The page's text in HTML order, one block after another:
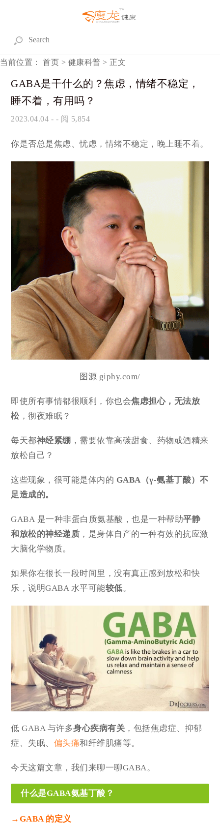
当前位置： 首页 > 健康科普 > 正文
GABA是干什么的？焦虑，情绪不稳定，
睡不着，有用吗？
2023.04.04 - - 阅 5,854
你是否总是焦虑、忧虑，情绪不稳定，晚上睡不着。
图源 giphy.com/
即使所有事情都很顺利，你也会焦虑担心，无法放
松，彻夜难眠？
每天都神经紧绷 ，需要依靠高碳甜食、药物或酒精来
放松自己？
这些现象，很可能是体内的 GABA（γ-氨基丁酸）不
足造成的。
GABA 是一种非蛋白质氨基酸，也是一种帮助平静
和放松的神经递质 ，是身体自产的一种有效的抗应激
大脑化学物质。
如果你在很长一段时间里，没有真正感到放松和快
乐，说明GABA 水平可能较低。
低 GABA 与许多身心疾病有关 ，包括焦虑症、抑郁
症、失眠、 偏头痛和纤维肌痛等。
今天这篇文章，我们来聊一聊GABA。
什么是GABA氨基丁酸？
→ GABA 的定义